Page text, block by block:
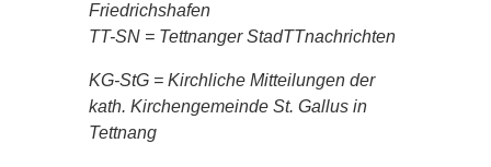
Friedrichshafen
TT-SN = Tettnanger StadTTnachrichten
KG-StG = Kirchliche Mitteilungen der
kath. Kirchengemeinde St. Gallus in
Tettnang